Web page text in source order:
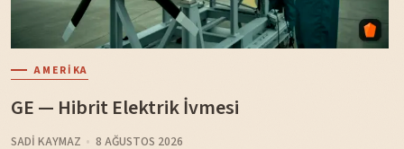
AMERIKA
GE — Hibrit Elektrik İvmesi
SADI KAYMAZ 8 AĞUSTOS 2026